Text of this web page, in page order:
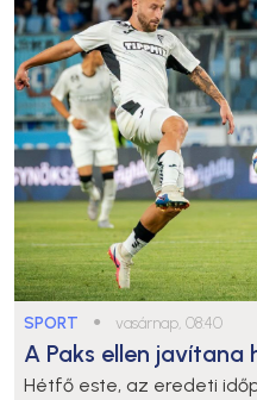
SPORT ● vasárnap, 08:40
A Paks ellen javítana
Hétfő este, az eredeti